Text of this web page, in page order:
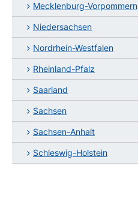
Mecklenburg-Vorpommern
Niedersachsen
Nordrhein-Westfalen
Rheinland-Pfalz
Saarland
Sachsen
Sachsen-Anhalt
Schleswig-Holstein